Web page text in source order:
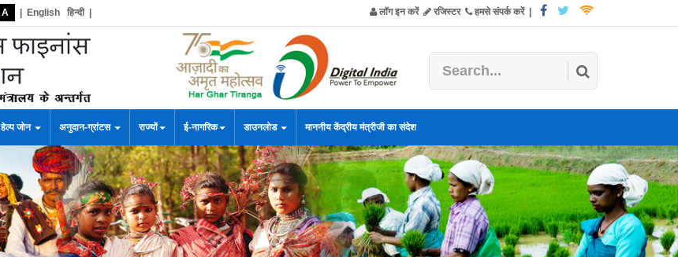
A English हिन्दी| लॉग इन करें रजिस्टर हमसे संपर्क करें|
हेल्प जोन अनुदान-ग्रांटस राज्यों ई-नागरिक डाउनलोड माननीय केंद्रीय मंत्रीजी का संदेश